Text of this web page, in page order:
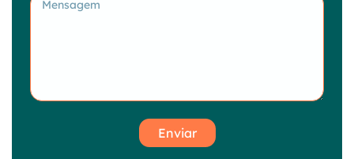
Enviar